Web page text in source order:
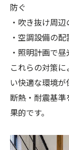
防ぐ
・吹き抜け周
・空調設備の
・照明計画で
これらの対策
い快適な環境が
断熱・耐震基
果的です。